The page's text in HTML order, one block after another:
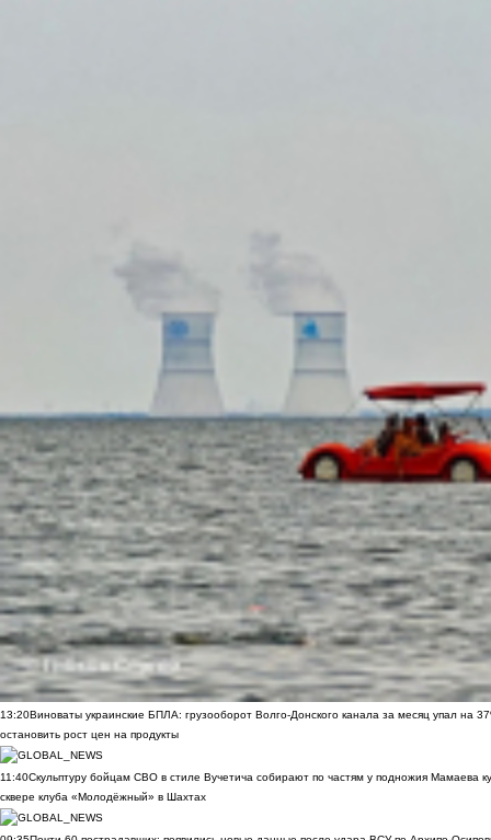
13:20Виноваты украинские БПЛА: грузооборот Волго-Донского канала за месяц упал на
остановить рост цен на продукты
11:40Скульптуру бойцам СВО в стиле Вучетича собирают по частям у подножия Мамаева
сквере клуба «Молодёжный» в Шахтах